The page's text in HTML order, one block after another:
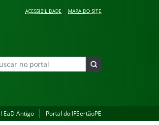
ACESSIBILIDADE MAPA DO SITE
EaD Antigo Portal do IFSertãoPE